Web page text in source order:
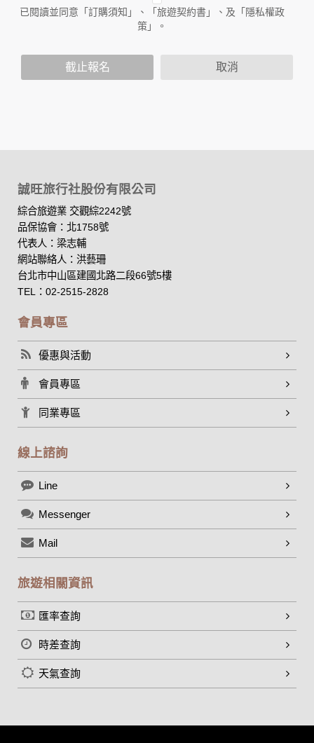
人員。例如您透過本公司旗下網站上的廣告廠商連結，這些置
放連結的廠商也可能蒐集您個人的資料。對於您主動提供的個
人資訊，這些廣告廠商或連結網站有其個別的隱私權保護政
您個人在本網站上的聊天室或討論區中任意公開個人資料的行
於一般瀏覽時，伺服器會自行記錄相關行徑，包括您使用連線
設備的 IP 位址、使用時間、使用的瀏覽器、瀏覽及點選資料記
錄等，做為我們增進網站服務的參考依據，此記錄為內部應
用，決不對外公布。
為提供精確的服務，我們會將收集的問卷調查內容進行統計與
分析，分析結果之統計數據或說明文字呈現，除供內部研究
外，我們會視需要公佈統計數據及說明文字，但不涉及特定個
人之資料。
的個人資料揭露予第三人或使用於蒐集目的以外之其他用途。
在您於本網站註冊帳號、使用本網站相關產品、服務、活動或
業夥伴處取得個人資料。
當客戶在本網站註冊時，我們會取得您的姓名、電話、住址、
身份證字號、電子郵件、出生日期、性別、行業等相關資料，
當您註冊成功，並登入使用我們的服務後，我們即取得您的資
料。註冊時，本網站取得您的姓名、電話、住址、身份證字
號、電子郵件、出生日期、性別、行業等相關資料，當您註冊
成功，並登入使用我們的服務後，本網站即取得您的資料。
其他除了上述，會保留您在上網瀏覽或查詢時，伺服器自行產
生的相關記錄，包括您使用連線設備的 IP 位址、使用時間、使
用的瀏覽器、瀏覽及點選資料紀錄等。本網站會對個別連線者
的瀏覽器予以標示，歸納使用者瀏覽器在本網站內部所瀏覽的
網頁，除非您願意告知您的個人資料，否則本網站不會也無法
將此項記錄和您對應。請您注意，在本網站網刊登廣告之廠
商，或與連結本網站，也可能蒐集您個人的資料。對於您主動
提供的個人資訊，這些廣告廠商、或連結網站有其個別的私權
公司不負任何連帶責任。
或電子郵件給您。本公司除了在該資料或電子郵件上註明是由
收這些資料或電子郵件的方法及說明。
資料使用:
1.遵守法令或政府機關的要求；或我們發覺您在網站上的行為
已閱讀並同意「訂購須知」、「旅遊契約書」、及「隱私權政
策」。
截止報名 取消
誠旺旅行社股份有限公司
綜合旅遊業 交觀綜2242號
品保協會：北1758號
代表人：梁志輔
網站聯絡人：洪藝珊
台北市中山區建國北路二段66號5樓
TEL：02-2515-2828
會員專區
優惠與活動
會員專區
同業專區
線上諮詢
Line
Messenger
Mail
旅遊相關資訊
匯率查詢
時差查詢
天氣查詢